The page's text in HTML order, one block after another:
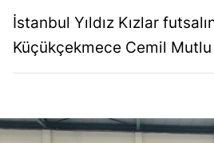
İstanbul Yıldız Kızlar
Küçükçekmece Cemil